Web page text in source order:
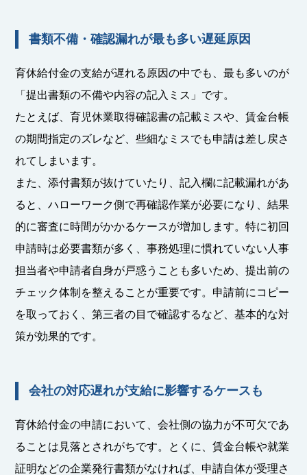
書類不備・確認漏れが最も多い遅延原因
育休給付金の支給が遅れる原因の中でも、最も多いのが
「提出書類の不備や内容の記入ミス」です。
たとえば、育児休業取得確認書の記載ミスや、賃金台帳
の期間指定のズレなど、些細なミスでも申請は差し戻さ
れてしまいます。
また、添付書類が抜けていたり、記入欄に記載漏れがあ
ると、ハローワーク側で再確認作業が必要になり、結果
的に審査に時間がかかるケースが増加します。特に初回
申請時は必要書類が多く、事務処理に慣れていない人事
担当者や申請者自身が戸惑うことも多いため、提出前の
チェック体制を整えることが重要です。申請前にコピー
を取っておく、第三者の目で確認するなど、基本的な対
策が効果的です。
会社の対応遅れが支給に影響するケースも
育休給付金の申請において、会社側の協力が不可欠であ
ることは見落とされがちです。とくに、賃金台帳や就業
証明などの企業発行書類がなければ、申請自体が受理さ